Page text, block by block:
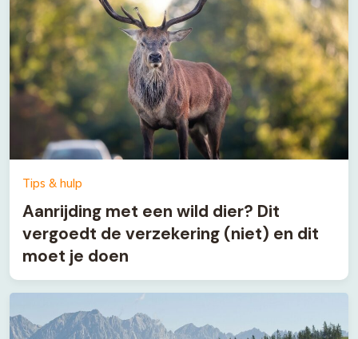
Tips & hulp
Aanrijding met een wild dier? Dit
vergoedt de verzekering (niet) en dit
moet je doen